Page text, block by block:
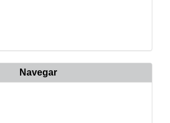
Navegar